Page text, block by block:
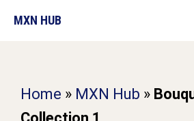
Chuyển
MXN HUB
Home » MXN Hub »